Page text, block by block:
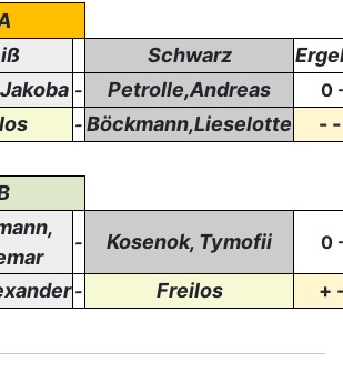
Schwarz
- Petrolle,Andreas 0
- Böckmann,Lieselotte -
- Kosenok, Tymofii 0
- Freilos +